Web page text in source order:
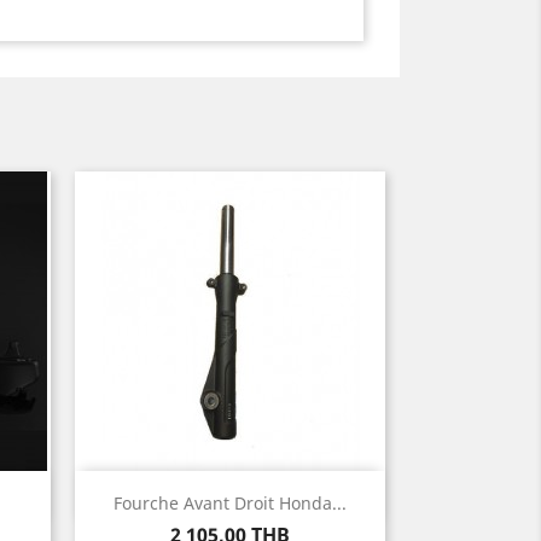
Fourche Avant Droit Honda...
Prix
2 105,00 THB
 Aperçu rapide